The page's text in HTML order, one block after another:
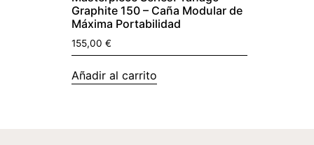
Graphite 150 – Caña Modular de
Máxima Portabilidad
155,00 €
Añadir al carrito